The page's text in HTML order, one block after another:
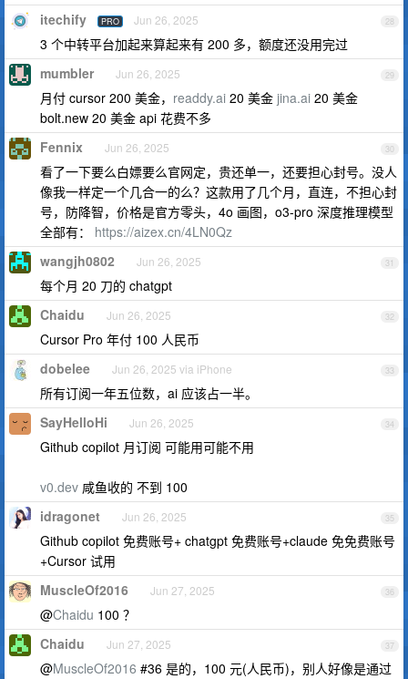
28
itechify PRO Jun 26, 2025
3 个中转平台加起来算起来有 200 多，额度还没用完过
29
mumbler Jun 26, 2025
月付 cursor 200 美金， readdy.ai 20 美金 jina.ai 20 美金
bolt.new 20 美金 api 花费不多
30
Fennix Jun 26, 2025
看了一下要么白嫖要么官网定，贵还单一，还要担心封号。没人
像我一样定一个几合一的么？这款用了几个月，直连，不担心封
号，防降智，价格是官方零头，4o 画图，o3-pro 深度推理模型
全部有： https://aizex.cn/4LN0Qz
31
wangjh0802 Jun 26, 2025
每个月 20 刀的 chatgpt
32
Chaidu Jun 26, 2025
Cursor Pro 年付 100 人民币
33
dobelee Jun 26, 2025 via iPhone
所有订阅一年五位数，ai 应该占一半。
34
SayHelloHi Jun 26, 2025
Github copilot 月订阅 可能用可能不用
v0.dev 咸鱼收的 不到 100
35
idragonet Jun 26, 2025
Github copilot 免费账号+ chatgpt 免费账号+claude 免免费账号
+Cursor 试用
36
MuscleOf2016 Jun 27, 2025
@Chaidu 100 ？
37
Chaidu Jun 27, 2025
@MuscleOf2016 #36 是的，100 元(人民币)，别人好像是通过